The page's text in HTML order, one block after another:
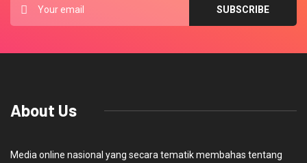
About Us
Media online nasional yang secara tematik membahas tentang